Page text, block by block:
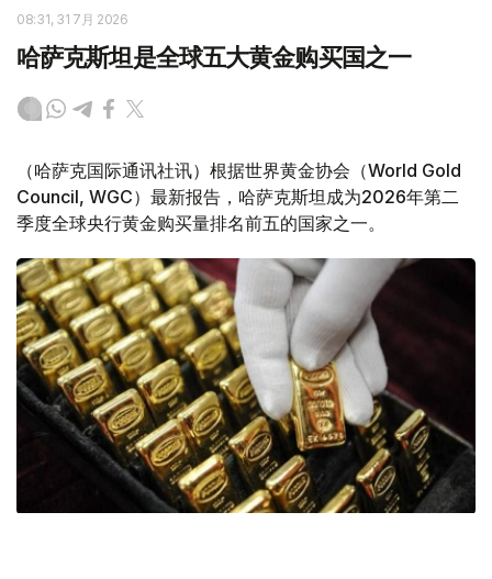
08:31, 31 7月 2026
哈萨克斯坦是全球五大黄金购买国之一
（哈萨克国际通讯社讯）根据世界黄金协会（World Gold
Council, WGC）最新报告，哈萨克斯坦成为2026年第二
季度全球央行黄金购买量排名前五的国家之一。